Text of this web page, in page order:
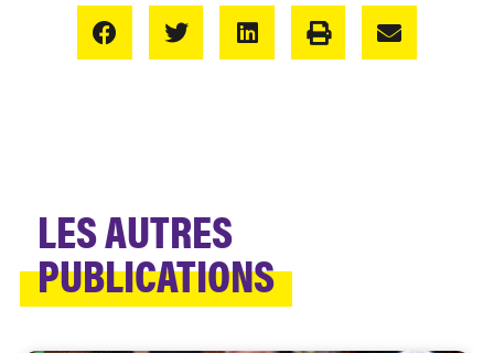
LES AUTRES
PUBLICATIONS